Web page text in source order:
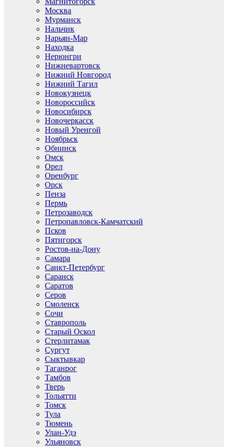
Москва
Мурманск
Нальчик
Нарьян-Мар
Находка
Нерюнгри
Нижневартовск
Нижний Новгород
Нижний Тагил
Новокузнецк
Новороссийск
Новосибирск
Новочеркасск
Новый Уренгой
Ноябрьск
Обнинск
Омск
Орел
Оренбург
Орск
Пенза
Пермь
Петрозаводск
Петропавловск-Камчатский
Псков
Пятигорск
Ростов-на-Дону
Самара
Санкт-Петербург
Саранск
Саратов
Серов
Смоленск
Сочи
Ставрополь
Старый Оскол
Стерлитамак
Сургут
Сыктывкар
Таганрог
Тамбов
Тверь
Тольятти
Томск
Тула
Тюмень
Улан-Удэ
Ульяновск